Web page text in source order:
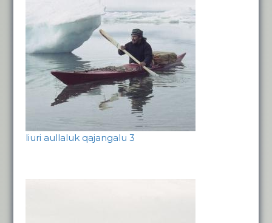
liuri aullaluk qajangalu 3